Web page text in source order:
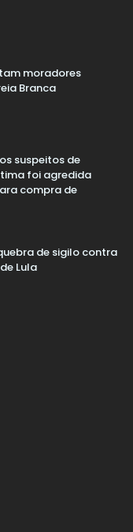
moradores
Branca
suspeitos de
foi agredida
compra de
de sigilo contra
Lula